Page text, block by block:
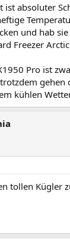
ist absoluter
und hab
Freezer
Pro ist
gehen
kühlen
tollen Kügler